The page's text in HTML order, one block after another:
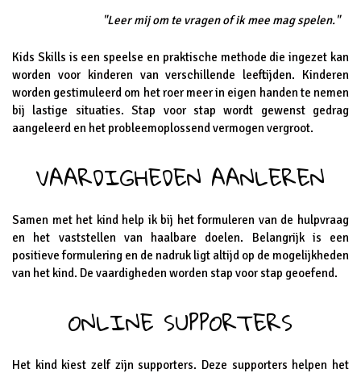
"Leer mij om te vragen of ik mee mag spelen."
Kids Skills is een speelse en praktische methode die ingezet kan
worden voor kinderen van verschillende leeftijden. Kinderen
worden gestimuleerd om het roer meer in eigen handen te nemen
bij lastige situaties. Stap voor stap wordt gewenst gedrag
aangeleerd en het probleemoplossend vermogen vergroot.
VAARDIGHEDEN AANLEREN
Samen met het kind help ik bij het formuleren van de hulpvraag
en het vaststellen van haalbare doelen. Belangrijk is een
positieve formulering en de nadruk ligt altijd op de mogelijkheden
van het kind. De vaardigheden worden stap voor stap geoefend.
ONLINE SUPPORTERS
Het kind kiest zelf zijn supporters. Deze supporters helpen het